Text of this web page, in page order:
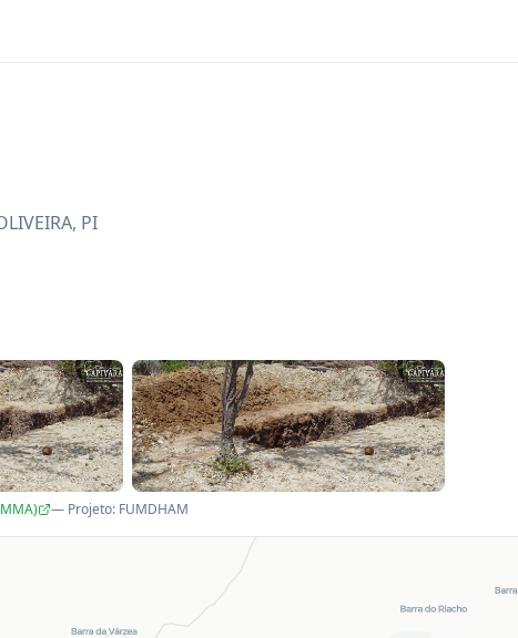
, PI
— Projeto: FUMDHAM